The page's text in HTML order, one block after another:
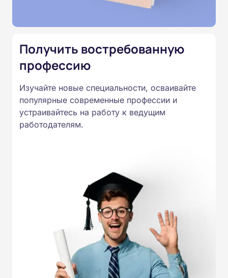
Подготовка ведется по всем
России от 14.07.2023 N 534 в
соответствии с Федеральными
образовательными стандартами
профессионального образования.
Удостоверения и дипломы о
Получить востребованную
профессию
Изучайте новые специальности, осваивайте
популярные современные профессии и
устраивайтесь на работу к ведущим
работодателям.